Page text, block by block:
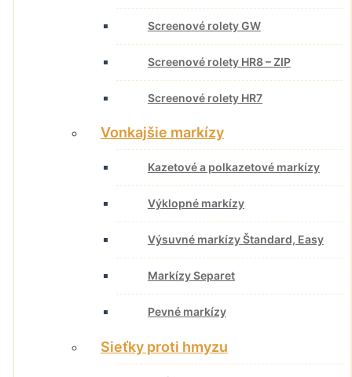
Screenové rolety GW
Screenové rolety HR8 – ZIP
Screenové rolety HR7
Vonkajšie markízy
Kazetové a polkazetové markízy
Výklopné markízy
Výsuvné markízy Štandard, Easy
Markízy Separet
Pevné markízy
Sieťky proti hmyzu